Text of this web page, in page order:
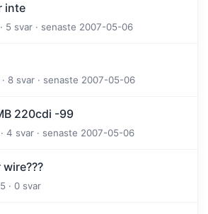
inte
5 svar · senaste 2007-05-06
8 svar · senaste 2007-05-06
220cdi -99
4 svar · senaste 2007-05-06
· 0 svar